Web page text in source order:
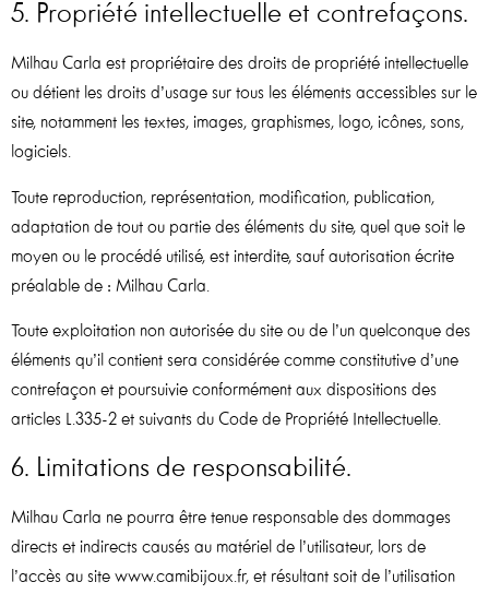
5. Propriété intellectuelle et contrefaçons.
Milhau Carla est propriétaire des droits de propriété intellectuelle
ou détient les droits d’usage sur tous les éléments accessibles sur le
site, notamment les textes, images, graphismes, logo, icônes, sons,
logiciels.
Toute reproduction, représentation, modification, publication,
adaptation de tout ou partie des éléments du site, quel que soit le
moyen ou le procédé utilisé, est interdite, sauf autorisation écrite
préalable de : Milhau Carla.
Toute exploitation non autorisée du site ou de l’un quelconque des
éléments qu’il contient sera considérée comme constitutive d’une
contrefaçon et poursuivie conformément aux dispositions des
articles L.335-2 et suivants du Code de Propriété Intellectuelle.
6. Limitations de responsabilité.
Milhau Carla ne pourra être tenue responsable des dommages
directs et indirects causés au matériel de l’utilisateur, lors de
l’accès au site www.camibijoux.fr, et résultant soit de l’utilisation